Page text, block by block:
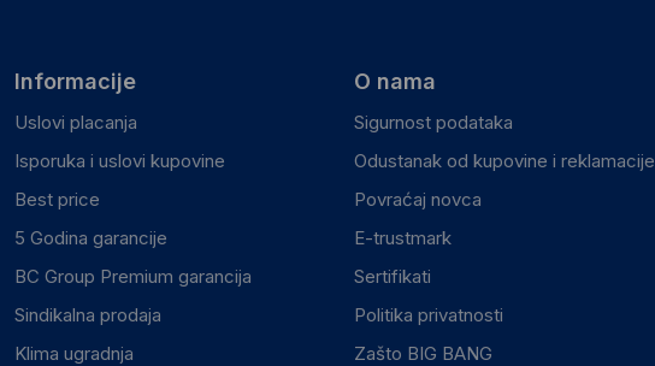
Informacije
Uslovi placanja
Isporuka i uslovi kupovine
Best price
5 Godina garancije
BC Group Premium garancija
Sindikalna prodaja
Klima ugradnja
O nama
Sigurnost podataka
Odustanak od kupovine i reklamacije
Povraćaj novca
E-trustmark
Sertifikati
Politika privatnosti
Zašto BIG BANG